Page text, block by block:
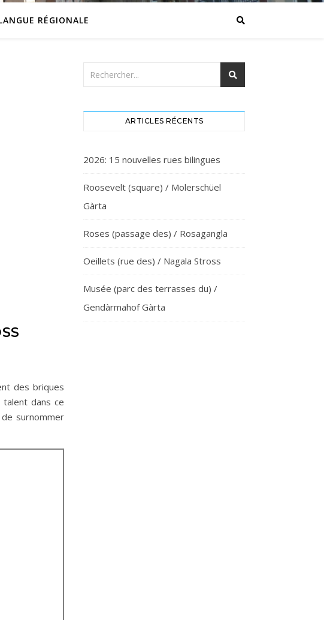
RÉGIONALE
des briques
dans ce
surnommer
ARTICLES RÉCENTS
2026: 15 nouvelles rues bilingues
Roosevelt (square) / Molerschüel
Gàrta
Roses (passage des) / Rosagangla
Oeillets (rue des) / Nagala Stross
Musée (parc des terrasses du) /
Gendàrmahof Gàrta